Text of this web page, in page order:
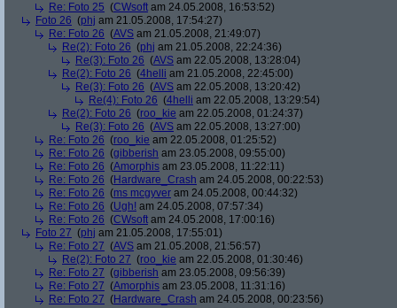
Re: Foto 25 (CWsoft am 24.05.2008, 16:53:52)
Foto 26 (phj am 21.05.2008, 17:54:27)
Re: Foto 26 (AVS am 21.05.2008, 21:49:07)
Re(2): Foto 26 (phj am 21.05.2008, 22:24:36)
Re(3): Foto 26 (AVS am 22.05.2008, 13:28:04)
Re(2): Foto 26 (4helli am 21.05.2008, 22:45:00)
Re(3): Foto 26 (AVS am 22.05.2008, 13:20:42)
Re(4): Foto 26 (4helli am 22.05.2008, 13:29:54)
Re(2): Foto 26 (roo_kie am 22.05.2008, 01:24:37)
Re(3): Foto 26 (AVS am 22.05.2008, 13:27:00)
Re: Foto 26 (roo_kie am 22.05.2008, 01:25:52)
Re: Foto 26 (gibberish am 23.05.2008, 09:55:00)
Re: Foto 26 (Amorphis am 23.05.2008, 11:22:11)
Re: Foto 26 (Hardware_Crash am 24.05.2008, 00:22:53)
Re: Foto 26 (ms mcgyver am 24.05.2008, 00:44:32)
Re: Foto 26 (Ugh! am 24.05.2008, 07:57:34)
Re: Foto 26 (CWsoft am 24.05.2008, 17:00:16)
Foto 27 (phj am 21.05.2008, 17:55:01)
Re: Foto 27 (AVS am 21.05.2008, 21:56:57)
Re(2): Foto 27 (roo_kie am 22.05.2008, 01:30:46)
Re: Foto 27 (gibberish am 23.05.2008, 09:56:39)
Re: Foto 27 (Amorphis am 23.05.2008, 11:31:16)
Re: Foto 27 (Hardware_Crash am 24.05.2008, 00:23:56)